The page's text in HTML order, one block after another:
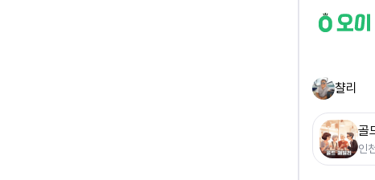
챨리
골
인